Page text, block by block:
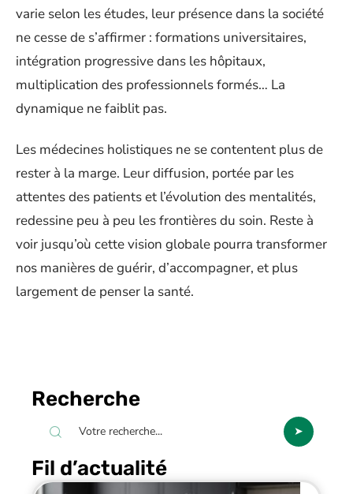
varie selon les études, leur présence dans la société
ne cesse de s’affirmer : formations universitaires,
intégration progressive dans les hôpitaux,
multiplication des professionnels formés… La
dynamique ne faiblit pas.
Les médecines holistiques ne se contentent plus de
rester à la marge. Leur diffusion, portée par les
attentes des patients et l’évolution des mentalités,
redessine peu à peu les frontières du soin. Reste à
voir jusqu’où cette vision globale pourra transformer
nos manières de guérir, d’accompagner, et plus
largement de penser la santé.
Recherche
Fil d’actualité